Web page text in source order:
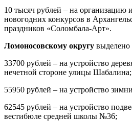
10 тысяч рублей – на организацию
новогодних конкурсов в
праздников «Соломбала-Арт».
Ломоносовскому округу выделено
33700 рублей – на устройство
нечетной стороне улицы Шабалина;
55950 рублей – на устройство
62545 рублей – на устройство
вестибюле средней школы №36;